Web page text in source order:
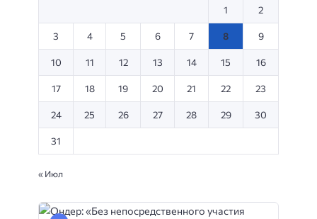
1 2
3 4 5 6 7 8 9
10 11 12 13 14 15 16
17 18 19 20 21 22 23
24 25 26 27 28 29 30
31
« Июл